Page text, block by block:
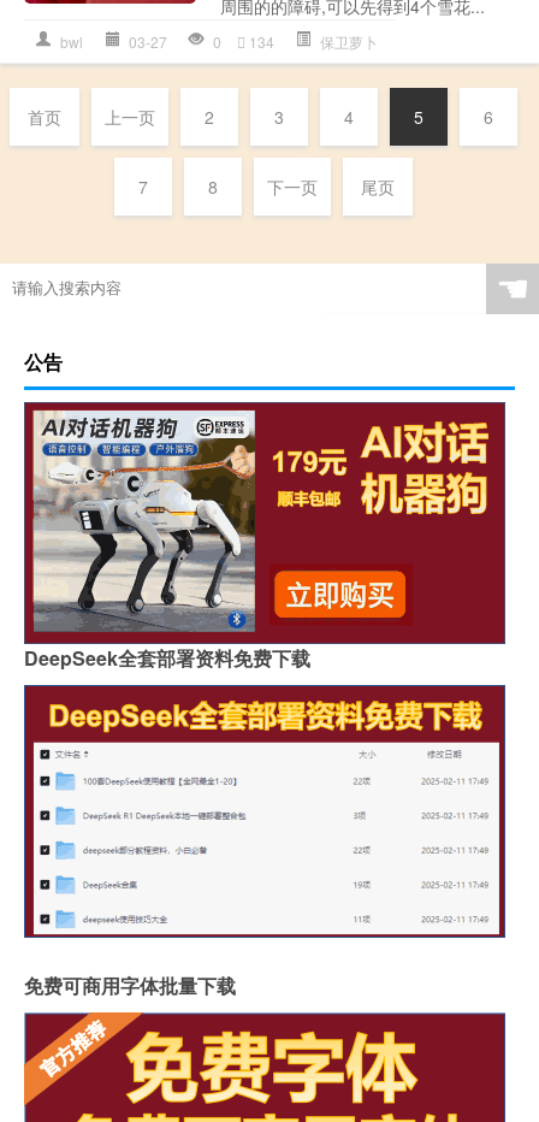
周围的的障碍,可以先得到4个雪花...
bwl 03-27 0 134 保卫萝卜
首页 上一页 2 3 4 5 6
7 8 下一页 尾页
☚
公告
DeepSeek全套部署资料免费下载
免费可商用字体批量下载